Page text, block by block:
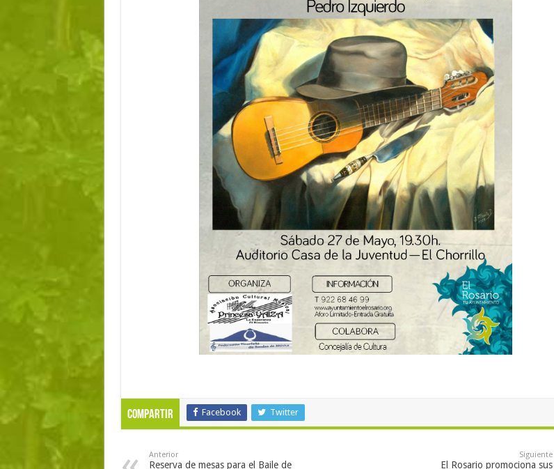
Compartir Facebook Twitter
Anterior
Reserva de mesas para el Baile de
Siguiente
El Rosario promociona sus